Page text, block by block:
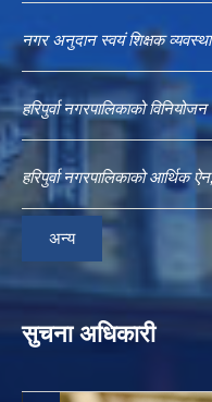
नगर अनुदान स्वयं शिक्षक
हरिपुर्वा नगरपालिकाको
हरिपुर्वा नगरपालिकाको आर्थिक
अन्य
सुचना अधिकारी